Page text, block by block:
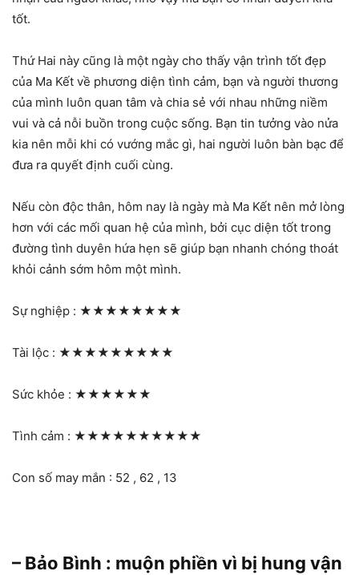
tốt.
Thứ Hai này cũng là một ngày cho thấy vận trình tốt đẹp
của Ma Kết về phương diện tình cảm, bạn và người thương
của mình luôn quan tâm và chia sẻ với nhau những niềm
vui và cả nỗi buồn trong cuộc sống. Bạn tin tưởng vào nửa
kia nên mỗi khi có vướng mắc gì, hai người luôn bàn bạc để
đưa ra quyết định cuối cùng.
Nếu còn độc thân, hôm nay là ngày mà Ma Kết nên mở lòng
hơn với các mối quan hệ của mình, bởi cục diện tốt trong
đường tình duyên hứa hẹn sẽ giúp bạn nhanh chóng thoát
khỏi cảnh sớm hôm một mình.
Sự nghiệp : ★★★★★★★★
Tài lộc : ★★★★★★★★★
Sức khỏe : ★★★★★★
Tình cảm : ★★★★★★★★★★
Con số may mắn : 52 , 62 , 13
– Bảo Bình : muộn phiền vì bị hung vận